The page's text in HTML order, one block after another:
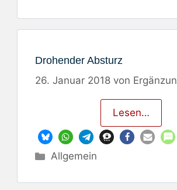
Drohender Absturz
26. Januar 2018 von
Lesen…
Kategorien
Allgemein